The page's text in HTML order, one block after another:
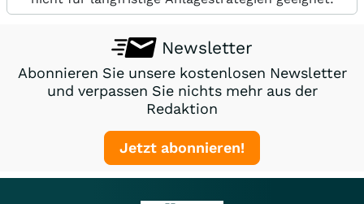
Newsletter
Abonnieren Sie unsere kostenlosen Newsletter
und verpassen Sie nichts mehr aus der
Redaktion
Jetzt abonnieren!